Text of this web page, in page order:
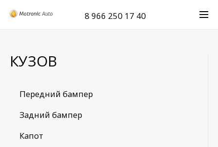
8 966 250 17 40
КУЗОВ
Передний бампер
Задний бампер
Капот